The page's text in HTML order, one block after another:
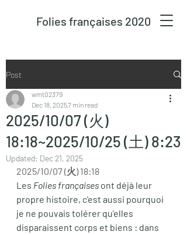
Folies françaises 2020
Post
2025/10/07 (火)
18:18~2025/10/25 (土) 8:23
wmt02379
Dec 18, 20257 min read
Updated: Dec 21, 2025
2025/10/07 (火) 18:18
Les Folies françaises ont déjà leur
propre histoire, c'est aussi pourquoi
je ne pouvais tolérer qu'elles
disparaissent corps et biens : dans